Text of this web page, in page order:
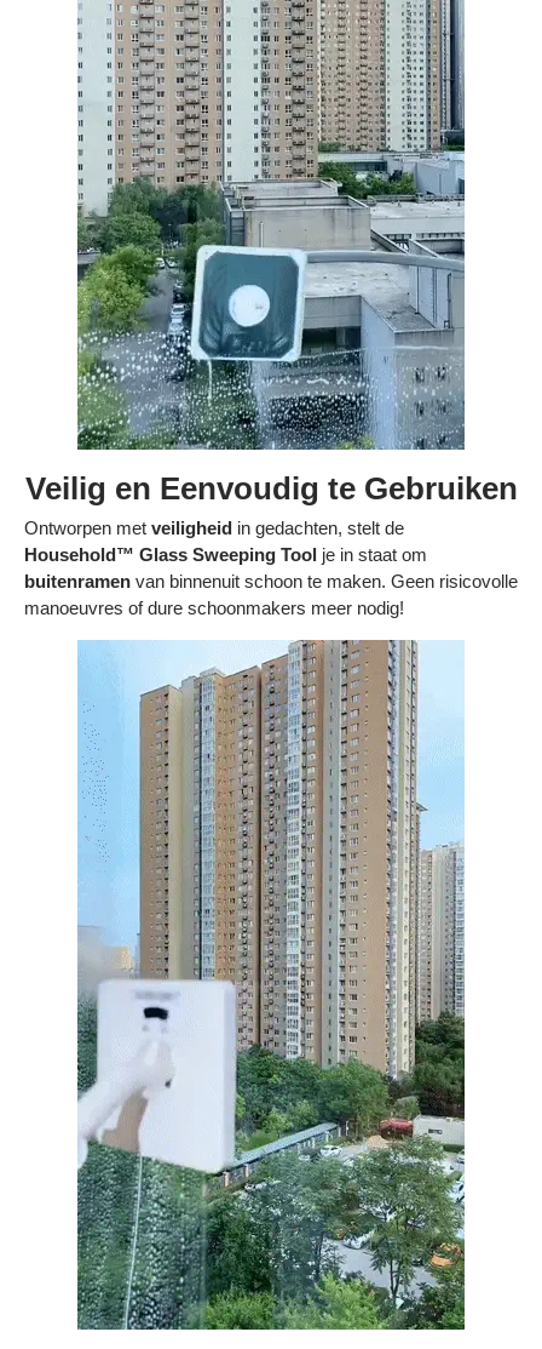
Veilig en Eenvoudig te Gebruiken
Ontworpen met veiligheid in gedachten, stelt de
Household™ Glass Sweeping Tool je in staat om
buitenramen van binnenuit schoon te maken. Geen risicovolle
manoeuvres of dure schoonmakers meer nodig!